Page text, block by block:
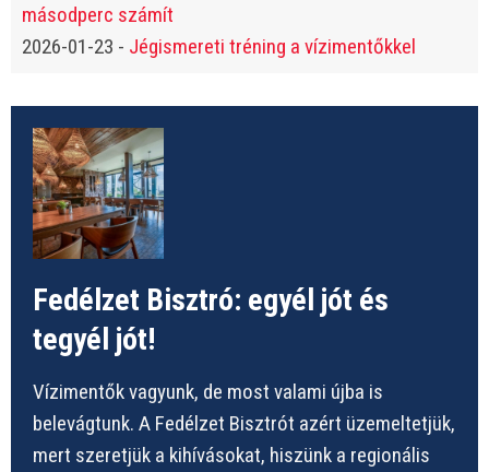
másodperc számít
2026-01-23 - Jégismereti tréning a vízimentőkkel
Fedélzet Bisztró: egyél jót és
tegyél jót!
Vízimentők vagyunk, de most valami újba is
belevágtunk. A Fedélzet Bisztrót azért üzemeltetjük,
mert szeretjük a kihívásokat, hiszünk a regionális